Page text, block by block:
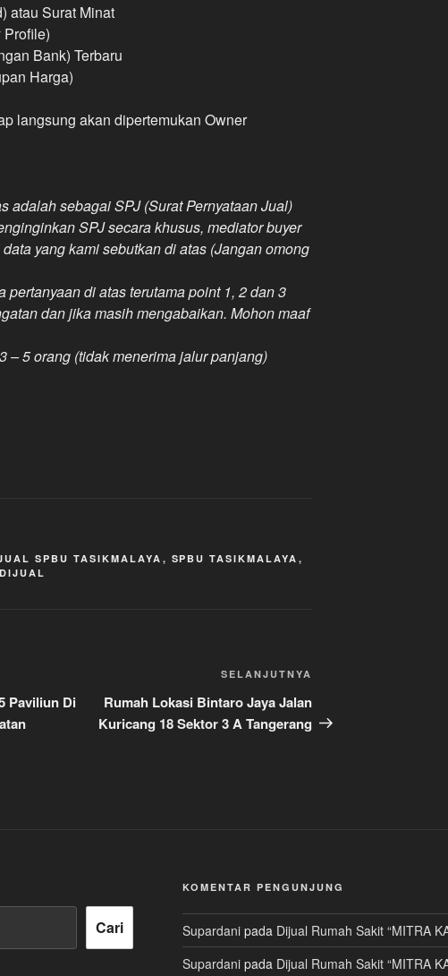
atau Surat Minat
Bank) Terbaru
Harga)
langsung akan dipertemukan Owner
adalah sebagai SPJ (Surat Pernyataan Jual)
SPJ secara khusus, mediator buyer
yang kami sebutkan di atas (Jangan omong
pertanyaan di atas terutama point 1, 2 dan 3
dan jika masih mengabaikan. Mohon maaf
– 5 orang (tidak menerima jalur panjang)
SPBU TASIKMALAYA , SPBU TASIKMALAYA ,
Paviliun Di
Selanjutnya
SELANJUTNYA
Rumah Lokasi Bintaro Jaya Jalan
Kuricang 18 Sektor 3 A Tangerang
Cari
KOMENTAR PENGUNJUNG
Supardanipada Dijual Rumah Sakit “MITRA
Supardanipada Dijual Rumah Sakit “MITRA